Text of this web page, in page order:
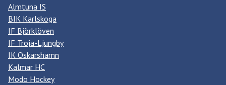
Almtuna IS
BIK Karlskoga
IF Björklöven
IF Troja-Ljungby
IK Oskarshamn
Kalmar HC
Modo Hockey